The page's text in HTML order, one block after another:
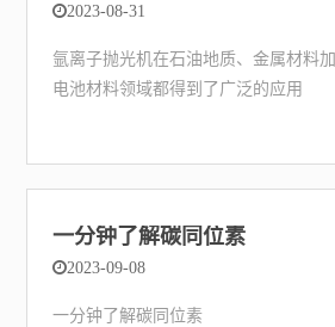
2023-08-31
氩离子抛光机在石油地质、金属材料
电池材料领域都得到了广泛的应用
一分钟了解碳同位素
2023-09-08
一分钟了解碳同位素